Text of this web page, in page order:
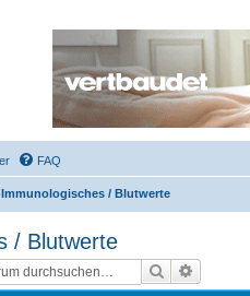
FAQ
Immunologisches / Blutwerte
/ Blutwerte
Suche